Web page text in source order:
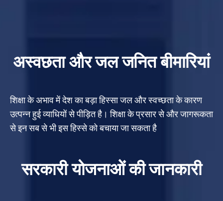
अस्वछता और जल जनित बीमारियां
शिक्षा के अभाव में देश का बड़ा हिस्सा जल और स्वच्छता के कारण
उत्पन्न हुई व्याधियों से पीड़ित है। शिक्षा के प्रसार से और जागरूकता
से इन सब से भी इस हिस्से को बचाया जा सकता है
सरकारी योजनाओं की जानकारी